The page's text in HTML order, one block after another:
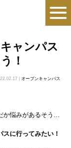
ャンパス
！
| オープンキャンパス
か悩みがあるそう…
スに行ってみたい！